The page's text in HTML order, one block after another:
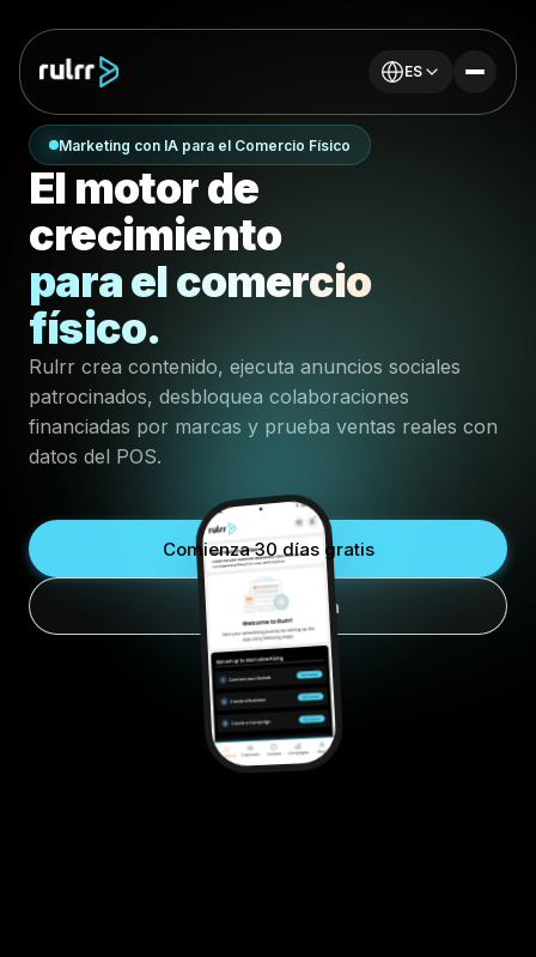
ES
Marketing con IA para el Comercio Físico
El motor de
crecimiento
para el comercio
físico.
Rulrr crea contenido, ejecuta anuncios sociales
patrocinados, desbloquea colaboraciones
financiadas por marcas y prueba ventas reales con
datos del POS.
Comienza 30 días gratis
Ver el Sistema